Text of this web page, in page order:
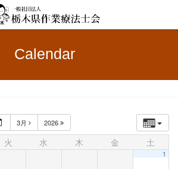
Calendar
3月 2026
火 水 木 金 土
1